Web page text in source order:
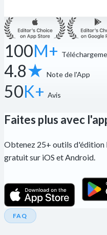
100M+
4.8★ Note de l'App
50K+ Avis
Faites plus avec
Obtenez 25+ outils
gratuit sur iOS et Android.
FAQ